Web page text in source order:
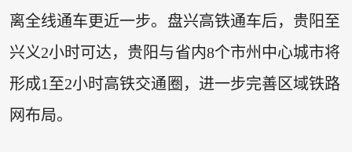
离全线通车更近一步。盘兴高铁通车后，贵阳至
兴义2小时可达，贵阳与省内8个市州中心城市将
形成1至2小时高铁交通圈，进一步完善区域铁路
网布局。